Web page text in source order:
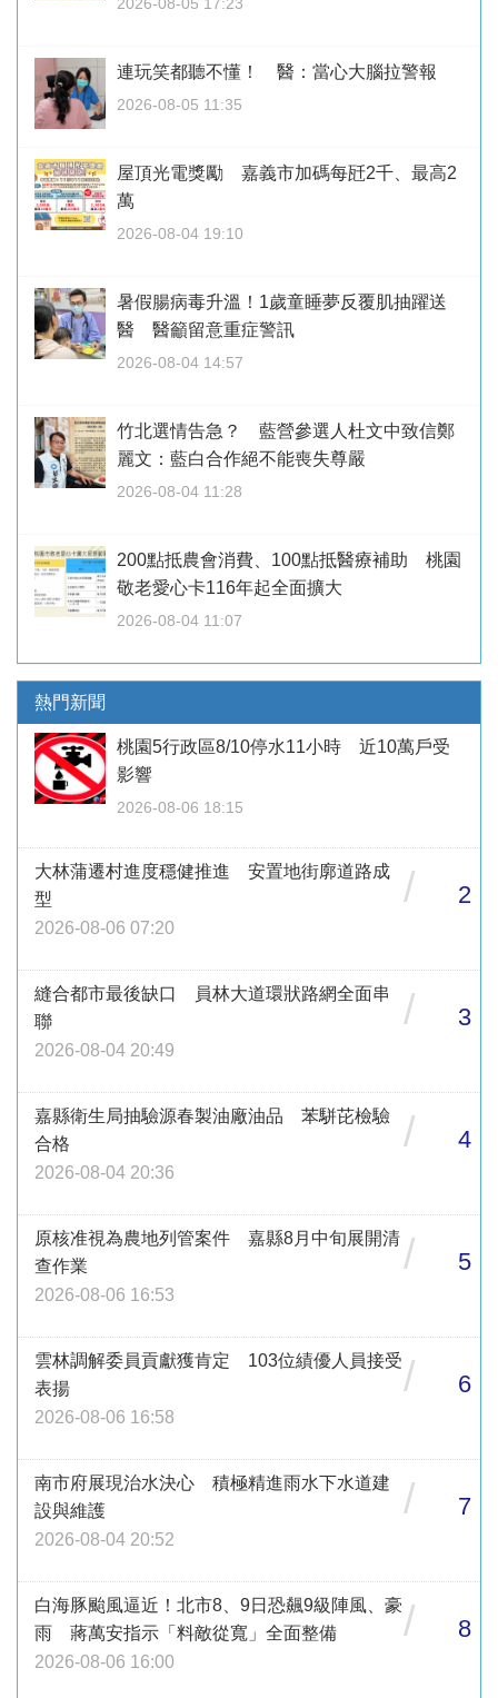
連玩笑都聽不懂！ 醫：當心大腦拉警報
2026-08-05 11:35
屋頂光電獎勵 嘉義市加碼每瓩2千、最高2
萬
2026-08-04 19:10
暑假腸病毒升溫！1歲童睡夢反覆肌抽躍送
醫 醫籲留意重症警訊
2026-08-04 14:57
竹北選情告急？ 藍營參選人杜文中致信鄭
麗文：藍白合作絕不能喪失尊嚴
2026-08-04 11:28
200點抵農會消費、100點抵醫療補助 桃園
敬老愛心卡116年起全面擴大
2026-08-04 11:07
熱門新聞
桃園5行政區8/10停水11小時 近10萬戶受
影響
2026-08-06 18:15
大林蒲遷村進度穩健推進 安置地街廓道路成
型
2026-08-06 07:20
/ 2
縫合都市最後缺口 員林大道環狀路網全面串
聯
2026-08-04 20:49
/ 3
嘉縣衛生局抽驗源春製油廠油品 苯駢芘檢驗
合格
2026-08-04 20:36
/ 4
原核准視為農地列管案件 嘉縣8月中旬展開清
查作業
2026-08-06 16:53
/ 5
雲林調解委員貢獻獲肯定 103位績優人員接受
表揚
2026-08-06 16:58
/ 6
南市府展現治水決心 積極精進雨水下水道建
設與維護
2026-08-04 20:52
/ 7
白海豚颱風逼近！北市8、9日恐飆9級陣風、豪
雨 蔣萬安指示「料敵從寬」全面整備
2026-08-06 16:00
/ 8